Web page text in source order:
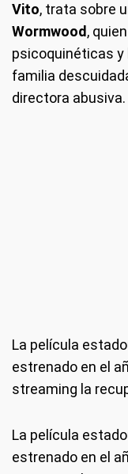
Vito, trata sobre
Wormwood,
psicoquinéticas
familia
directora abusiva.
La película
estrenado en el
streaming la
La película
estrenado en el